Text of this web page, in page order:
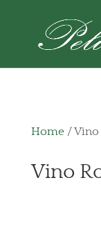
Home/ Vino
Vino